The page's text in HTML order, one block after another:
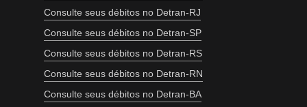
Consulte seus débitos no Detran-RJ
Consulte seus débitos no Detran-SP
Consulte seus débitos no Detran-RS
Consulte seus débitos no Detran-RN
Consulte seus débitos no Detran-BA